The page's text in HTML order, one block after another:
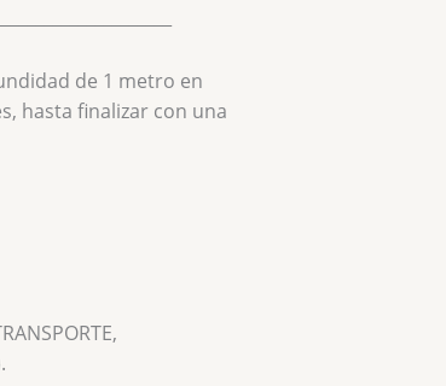
de 1 metro en
hasta finalizar con una